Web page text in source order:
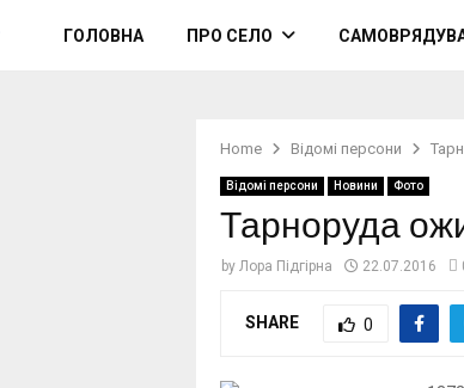
ГОЛОВНА ПРО СЕЛО
Home Відомі персони
Відомі персони Новини Фото
Тарноруда
by Лора Підгірна 22.07.2016
SHARE 0